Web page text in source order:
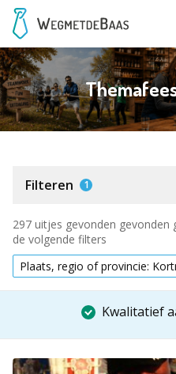
Filteren 1
297 uitjes gevonden gevonden
de volgende filters
Plaats, regio of provincie:
Kwalitatief